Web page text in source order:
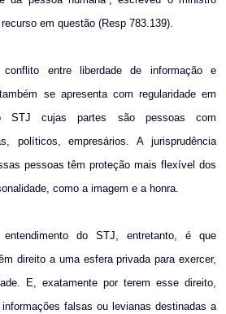
em questão (Resp 783.139).
entre liberdade de informação e
se apresenta com regularidade em
STJ cujas partes são pessoas com
políticos, empresários. A jurisprudência
pessoas têm proteção mais flexível dos
como a imagem e a honra.
do STJ, entretanto, é que
direito a uma esfera privada para exercer,
E, exatamente por terem esse direito,
falsas ou levianas destinadas a